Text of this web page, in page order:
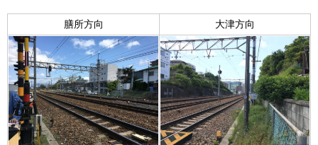
膳所方向 大津方向